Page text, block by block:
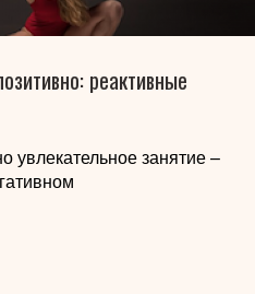
реактивные
увлекательное занятие –